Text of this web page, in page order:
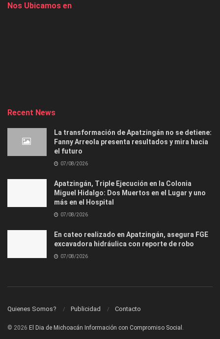
Nos Ubicamos en
Recent News
La transformación de Apatzingán no se detiene:
Fanny Arreola presenta resultados y mira hacia
el futuro
07/08/2026
Apatzingán, Triple Ejecución en la Colonia
Miguel Hidalgo: Dos Muertos en el Lugar y uno
más en el Hospital
07/08/2026
En cateo realizado en Apatzingán, asegura FGE
excavadora hidráulica con reporte de robo
07/08/2026
Quienes Somos? Publicidad Contacto
© 2026 El Dia de Michoacán Información con Compromiso Social.